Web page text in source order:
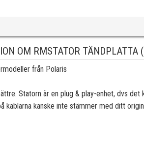
OM RMSTATOR TÄNDPLATTA
från Polaris
Statorn är en plug & play-enhet, dvs
kablarna kanske inte stämmer med ditt